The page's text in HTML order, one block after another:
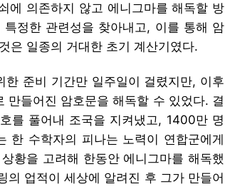
에 의존하지 않고 에니그마를 해독할 방
정한 관련성을 찾아내고, 이를 통해 암
은 일종의 거대한 초기 계산기였다.
준비 기간만 일주일이 걸렸지만, 이후
만들어진 암호문을 해독할 수 있었다. 결
를 풀어내 조국을 지켜냈고, 1400만 명
한 수학자의 피나는 노력이 연합군에게
황을 고려해 한동안 에니그마를 해독했
업적이 세상에 알려진 후 그가 만들어